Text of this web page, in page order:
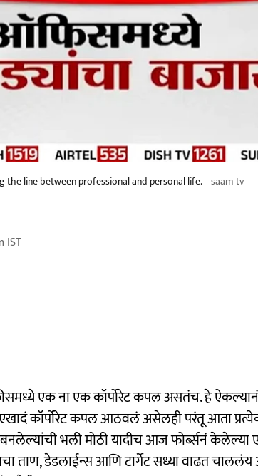
the line between professional and personal life. saam tv
IST
एक ना एक कॉर्पोरेट कपल असतंच. हे
कॉर्पोरेट कपल आठवलं असेलही परंतू आता
बनलेल्यांची भली मोठी यादीच आज फोर्ब्सनं केलेल्या
ताण, डेडलाईन्स आणि टार्गेट सध्या वाढत